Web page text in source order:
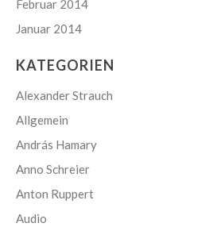
Februar 2014
Januar 2014
KATEGORIEN
Alexander Strauch
Allgemein
András Hamary
Anno Schreier
Anton Ruppert
Audio